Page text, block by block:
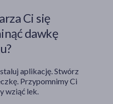
Ci się
dawkę
aplikację. Stwórz
Przypomnimy Ci
wziąć lek.